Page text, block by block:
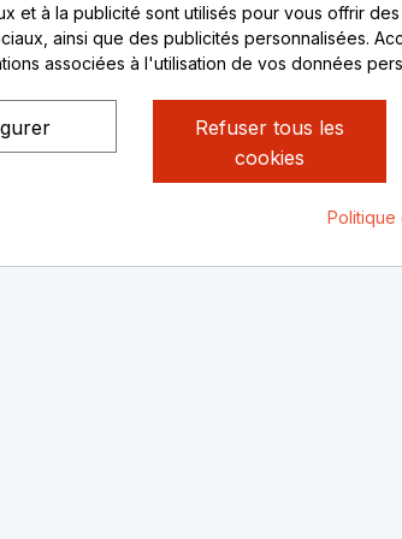
Lundi au
8h - 16h
vous
© Rhone Philatelie
et à la publicité sont utilisés pour vous offrir
ainsi que des publicités personnalisées.
associées à l'utilisation de vos données
Refuser tous les
cookies